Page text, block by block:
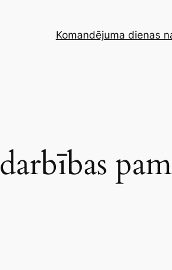
Komandējuma dienas